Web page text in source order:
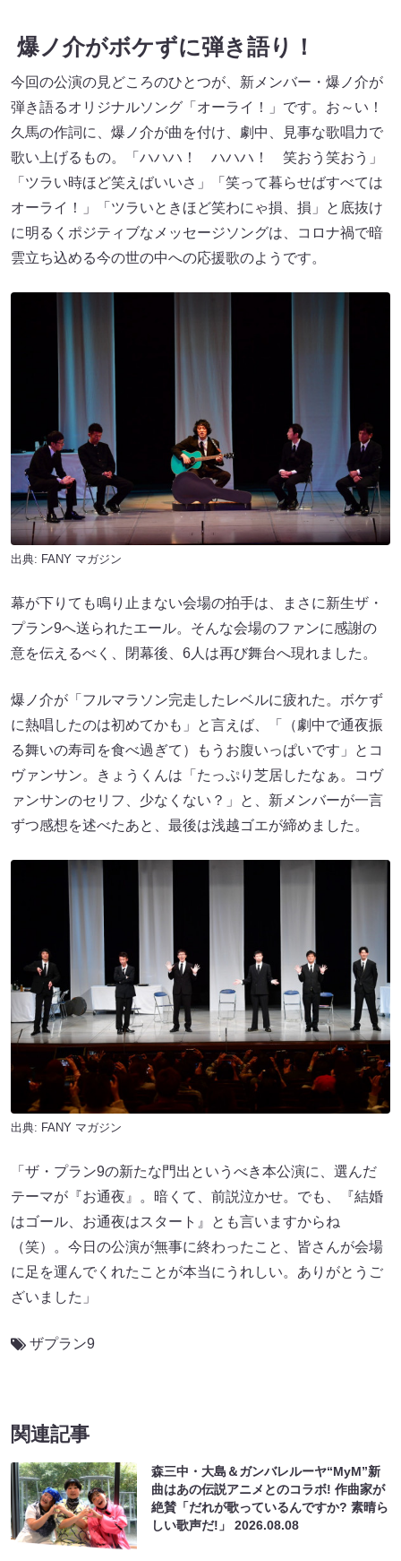
爆ノ介がボケずに弾き語り！
今回の公演の見どころのひとつが、新メンバー・爆ノ介が
弾き語るオリジナルソング「オーライ！」です。お～い！
久馬の作詞に、爆ノ介が曲を付け、劇中、見事な歌唱力で
歌い上げるもの。「ハハハ！ ハハハ！ 笑おう笑おう」
「ツラい時ほど笑えばいいさ」「笑って暮らせばすべては
オーライ！」「ツラいときほど笑わにゃ損、損」と底抜け
に明るくポジティブなメッセージソングは、コロナ禍で暗
雲立ち込める今の世の中への応援歌のようです。
出典: FANY マガジン
幕が下りても鳴り止まない会場の拍手は、まさに新生ザ・
プラン9へ送られたエール。そんな会場のファンに感謝の
意を伝えるべく、閉幕後、6人は再び舞台へ現れました。
爆ノ介が「フルマラソン完走したレベルに疲れた。ボケず
に熱唱したのは初めてかも」と言えば、「（劇中で通夜振
る舞いの寿司を食べ過ぎて）もうお腹いっぱいです」とコ
ヴァンサン。きょうくんは「たっぷり芝居したなぁ。コヴ
ァンサンのセリフ、少なくない？」と、新メンバーが一言
ずつ感想を述べたあと、最後は浅越ゴエが締めました。
出典: FANY マガジン
「ザ・プラン9の新たな門出というべき本公演に、選んだ
テーマが『お通夜』。暗くて、前説泣かせ。でも、『結婚
はゴール、お通夜はスタート』とも言いますからね
（笑）。今日の公演が無事に終わったこと、皆さんが会場
に足を運んでくれたことが本当にうれしい。ありがとうご
ざいました」
ザプラン9
関連記事
森三中・大島＆ガンバレルーヤ“MyM”新
曲はあの伝説アニメとのコラボ! 作曲家が
絶賛「だれが歌っているんですか? 素晴ら
しい歌声だ!」2026.08.08